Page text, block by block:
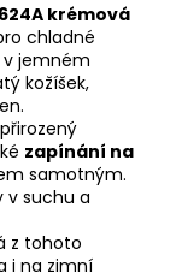
krémová
chladné
v jemném
kožíšek,
zapínání na
samotným.
v suchu a
z tohoto
i na zimní